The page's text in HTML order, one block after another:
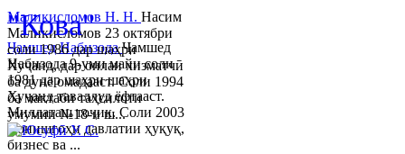
Ҷамшед НабизодаҶамшед
Набизода 9-уми майи соли
1981 дар шаҳри шаҳри
Хуҷанд таваллуд ёфтааст.
Миллаташ тоҷик. Соли 2003
Донишгоҳи давлатии ҳуқуқ,
бизнес ва ...
Маликисломов Н. Н. Насим
Маликисломов 23 октябри
соли 1986 дар шаҳри
Хуҷанд, дар оилаи хизматчӣ
ба дунё омадааст. Соли 1994
ба мактаби таҳсилоти
умумии №18-и ш...
"Кова"